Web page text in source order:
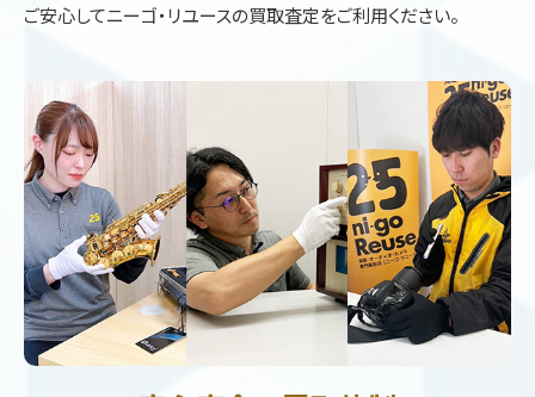
ご安心してニーゴ・リユースの買取査定をご利用ください。